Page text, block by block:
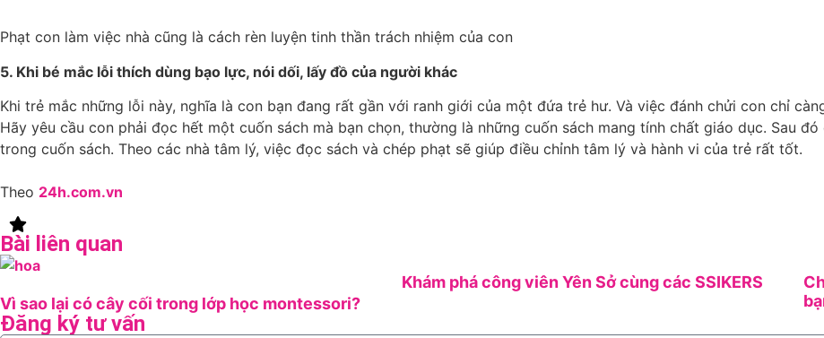
Phạt con làm việc nhà cũng là cách rèn luyện tinh thần trách nhiệm của con
5. Khi bé mắc lỗi thích dùng bạo lực, nói dối, lấy đồ của người khác
Khi trẻ mắc những lỗi này, nghĩa là con bạn đang rất gần với ranh giới của một đứa trẻ hư. Và việc đánh chửi con chỉ
Hãy yêu cầu con phải đọc hết một cuốn sách mà bạn chọn, thường là những cuốn sách mang tính chất giáo dục. Sau
trong cuốn sách. Theo các nhà tâm lý, việc đọc sách và chép phạt sẽ giúp điều chỉnh tâm lý và hành vi của trẻ rất tốt.
Theo 24h.com.vn
Bài liên quan
Vì sao lại có cây cối trong lớp học montessori?
Khám phá công viên Yên Sở cùng các SSIKERS
Đăng ký tư vấn